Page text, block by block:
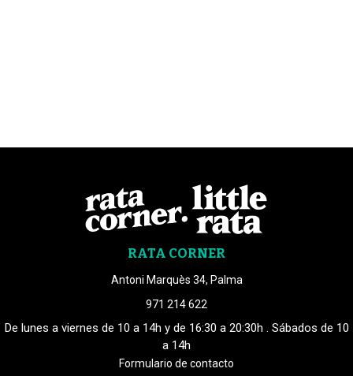
RATA CORNER
Antoni Marquès 34, Palma
971 214 622
De lunes a viernes de 10 a 14h y de 16:30 a 20:30h . Sábados de 10
a 14h
Formulario de contacto